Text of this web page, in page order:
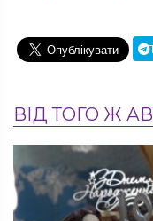
ВІД ТОГО Ж